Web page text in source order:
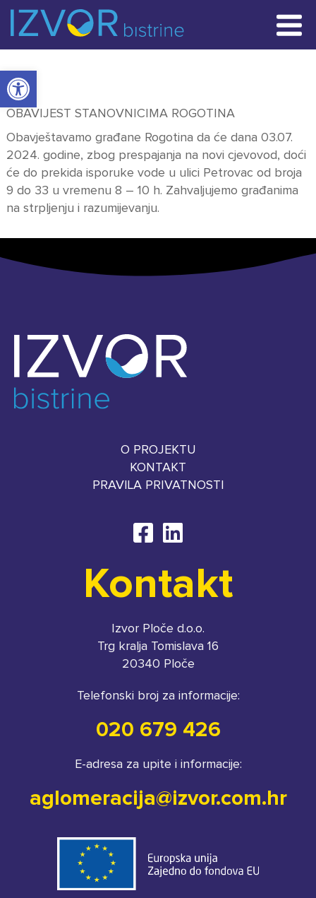
Open toolbar
KONTAKT
OBAVIJEST STANOVNICIMA ROGOTINA
Obavještavamo građane Rogotina da će dana 03.07.
2024. godine, zbog prespajanja na novi cjevovod, doći
će do prekida isporuke vode u ulici Petrovac od broja
9 do 33 u vremenu 8 – 10 h. Zahvaljujemo građanima
na strpljenju i razumijevanju.
O PROJEKTU
KONTAKT
PRAVILA PRIVATNOSTI
Kontakt
Izvor Ploče d.o.o.
Trg kralja Tomislava 16
20340 Ploče
Telefonski broj za informacije:
020 679 426
E-adresa za upite i informacije:
aglomeracija@izvor.com.hr